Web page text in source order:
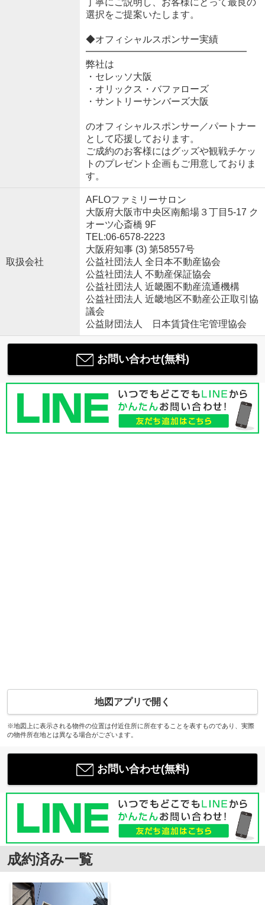
丁寧にご説明し、お客様にとって最良の
選択をご提案いたします。
◆オフィシャルスポンサー実績
━━━━━━━━━━━━━━━━━
弊社は
・セレッソ大阪
・オリックス・バファローズ
・サントリーサンバーズ大阪
のオフィシャルスポンサー／パートナー
として応援しております。
ご成約のお客様にはグッズや観戦チケッ
トのプレゼント企画もご用意しておりま
す。
取扱会社
AFLOファミリーサロン
大阪府大阪市中央区南船場３丁目5-17 ク
オーツ心斎橋 9F
TEL:06-6578-2223
大阪府知事 (3) 第58557号
公益社団法人 全日本不動産協会
公益社団法人 不動産保証協会
公益社団法人 近畿圏不動産流通機構
公益社団法人 近畿地区不動産公正取引協
議会
公益財団法人 日本賃貸住宅管理協会
お問い合わせ(無料)
地図アプリで開く
※地図上に表示される物件の位置は付近住所に所在することを表すものであり、実際
の物件所在地とは異なる場合がございます。
お問い合わせ(無料)
成約済み一覧